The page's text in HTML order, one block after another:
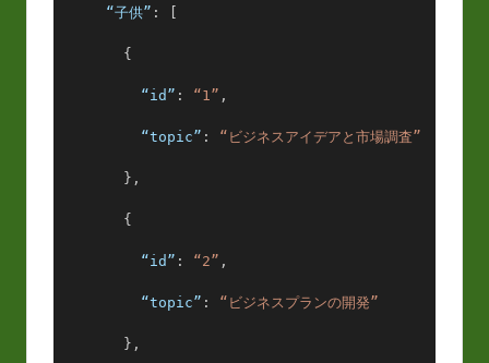
“子供” : [
{
“id” : “1” ,
“topic” : “ビジネスアイデアと市場調査”
},
{
“id” : “2” ,
“topic” : “ビジネスプランの開発”
},